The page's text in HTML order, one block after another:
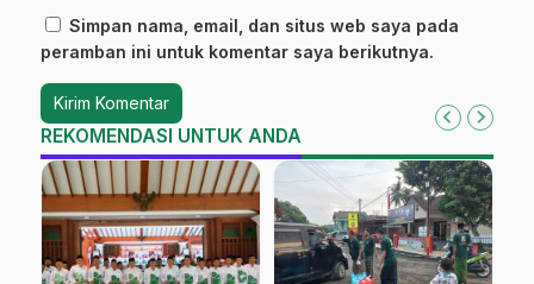
Simpan nama, email, dan situs web saya pada
peramban ini untuk komentar saya berikutnya.
REKOMENDASI UNTUK ANDA